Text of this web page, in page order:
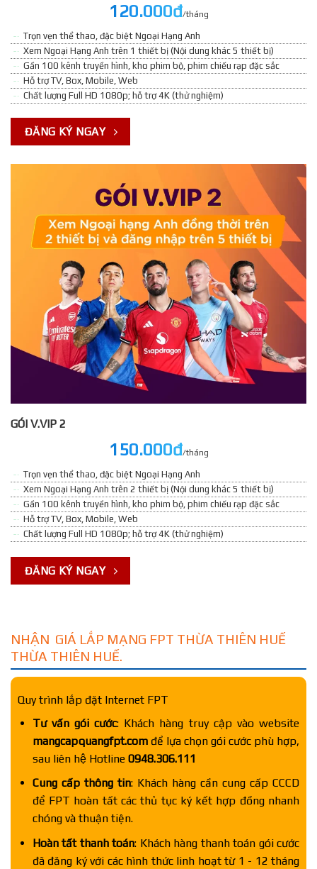
120.000đ/tháng
Trọn vẹn thể thao, đặc biệt Ngoại Hạng Anh
Xem Ngoại Hạng Anh trên 1 thiết bị (Nội dung khác 5 thiết bị)
Gần 100 kênh truyền hình, kho phim bộ, phim chiếu rạp đặc sắc
Hỗ trợ TV, Box, Mobile, Web
Chất lượng Full HD 1080p; hỗ trợ 4K (thử nghiệm)
ĐĂNG KÝ NGAY
GÓI V.VIP 2
150.000đ/tháng
Trọn vẹn thể thao, đặc biệt Ngoại Hạng Anh
Xem Ngoại Hạng Anh trên 2 thiết bị (Nội dung khác 5 thiết bị)
Gần 100 kênh truyền hình, kho phim bộ, phim chiếu rạp đặc sắc
Hỗ trợ TV, Box, Mobile, Web
Chất lượng Full HD 1080p; hỗ trợ 4K (thử nghiệm)
ĐĂNG KÝ NGAY
NHẬN GIÁ LẮP MẠNG FPT THỪA THIÊN HUẾ
THỪA THIÊN HUẾ.
Quy trình lắp đặt Internet FPT
Tư vấn gói cước: Khách hàng truy cập vào website
mangcapquangfpt.comđể lựa chọn gói cước phù hợp,
sau liên hệ Hotline 0948.306.111
Cung cấp thông tin: Khách hàng cần cung cấp CCCD
để FPT hoàn tất các thủ tục ký kết hợp đồng nhanh
chóng và thuận tiện.
Hoàn tất thanh toán: Khách hàng thanh toán gói cước
đã đăng ký với các hình thức linh hoạt từ 1 - 12 tháng